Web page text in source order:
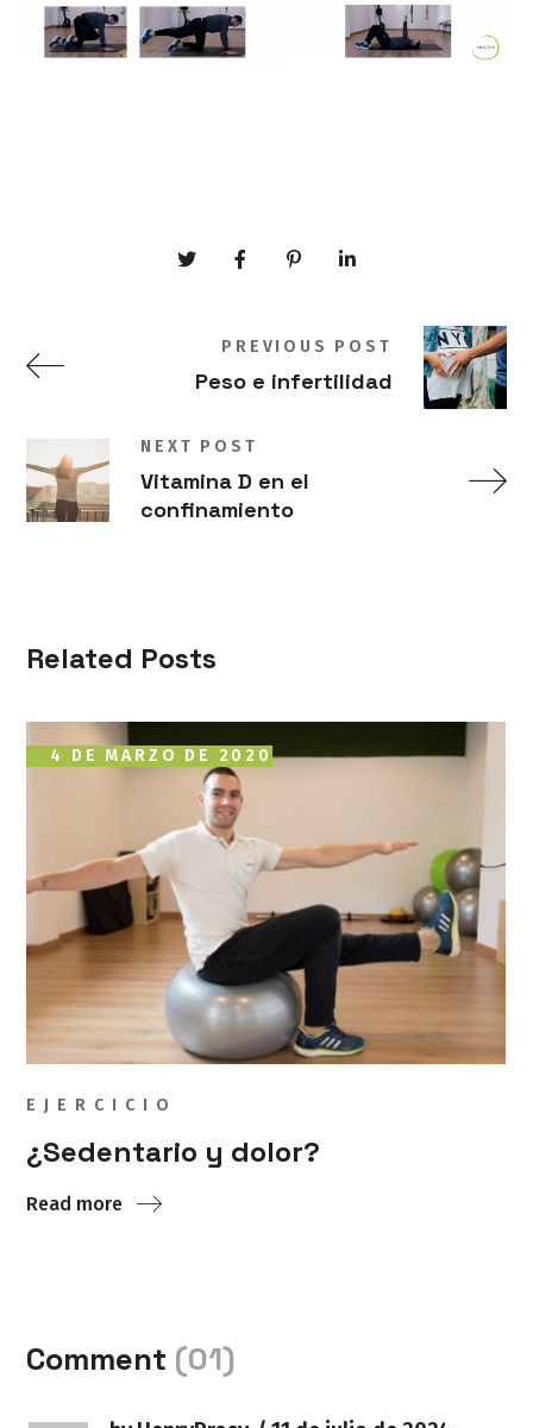
PREVIOUS POST
Peso e infertilidad
NEXT POST
Vitamina D en el
confinamiento
Related Posts
4 DE MARZO DE 2020
EJERCICIO
¿Sedentario y dolor?
Read more
Comment (01)